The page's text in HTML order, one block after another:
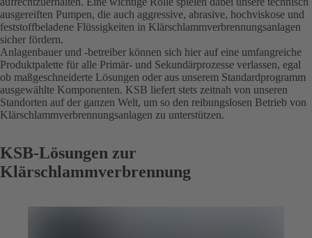
ausgereiften Pumpen, die auch aggressive, abrasive, hochviskose und
feststoffbeladene Flüssigkeiten in Klärschlammverbrennungsanlagen
sicher fördern.
Anlagenbauer und -betreiber können sich hier auf eine umfangreiche
Produktpalette für alle Primär- und Sekundärprozesse verlassen, egal
ob maßgeschneiderte Lösungen oder aus unserem Standardprogramm
ausgewählte Komponenten. KSB liefert stets zeitnah von unseren
Standorten auf der ganzen Welt, um so den reibungslosen Betrieb von
Klärschlammverbrennungsanlagen zu unterstützen.
KSB-Lösungen zur
Klärschlammverbrennung